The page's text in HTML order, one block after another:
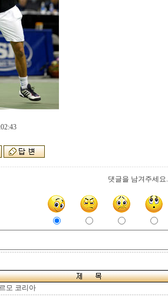
댓글을 남겨주세요.
모 코리아